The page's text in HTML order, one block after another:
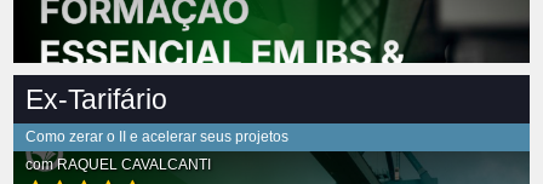
Ex-Tarifário
Como zerar o II e acelerar seus projetos
comRAQUEL CAVALCANTI